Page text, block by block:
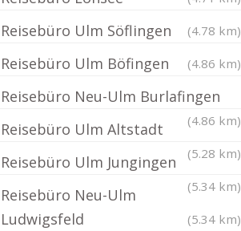
Reisebüro Ulm Söflingen (4.78 km)
Reisebüro Ulm Böfingen (4.86 km)
Reisebüro Neu-Ulm Burlafingen
(4.86 km)
Reisebüro Ulm Altstadt
(5.28 km)
Reisebüro Ulm Jungingen
(5.34 km)
Reisebüro Neu-Ulm
Ludwigsfeld
(5.34 km)